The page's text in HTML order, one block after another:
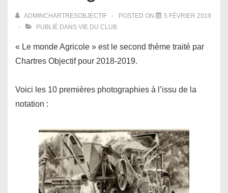
ADMINCHARTRESOBJECTIF POSTED ON
5 FÉVRIER 2019
PUBLIÉ DANS VIE DU CLUB
« Le monde Agricole » est le second thème traité par
Chartres Objectif pour 2018-2019.
Voici les 10 premières photographies à l’issu de la
notation :